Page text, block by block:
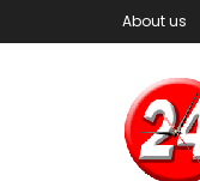
About us